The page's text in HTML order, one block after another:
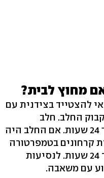
מחוץ לבית?
להצטייד בצידנית עם
החלב. חלב
שהוקפא ניתן לשמור כך במשך 24 שעות. אם החלב היה
קרחונים בטמפרטורה
של כ־4 מעלות (כמו במקרר) עד 24 שעות. לנסיעות
עם משאבה.